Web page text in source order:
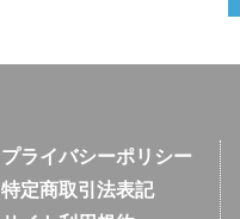
プライバシーポリシー
特定商取引法表記